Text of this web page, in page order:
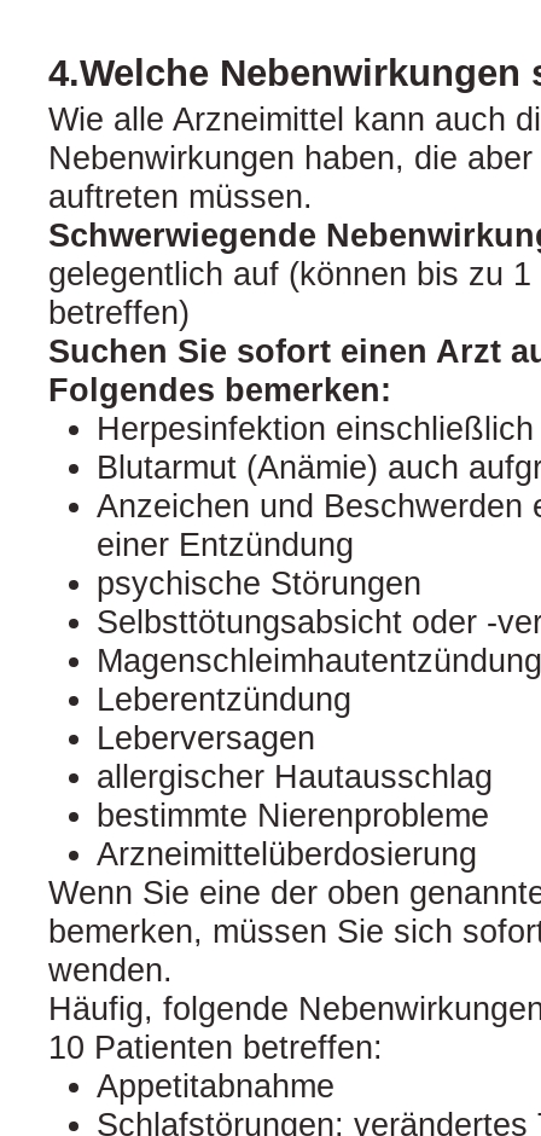
4.Welche
Wie alle Arzneimittel kann auch
Nebenwirkungen haben, die
auftreten müssen.
Schwerwiegende
gelegentlich auf (können bis zu
betreffen)
Suchen Sie sofort einen Arzt
Folgendes bemerken:
Herpesinfektion
Blutarmut (Anämie) auch
Anzeichen und Beschwerden
einer Entzündung
psychische Störungen
Selbsttötungsabsicht oder
Magenschleimhautentzündung
Leberentzündung
Leberversagen
allergischer Hautausschlag
bestimmte Nierenprobleme
Arzneimittelüberdosierung
Wenn Sie eine der oben
bemerken, müssen Sie sich
wenden.
Häufig, folgende
10 Patienten betreffen:
Appetitabnahme
Schlafstörungen; verändertes